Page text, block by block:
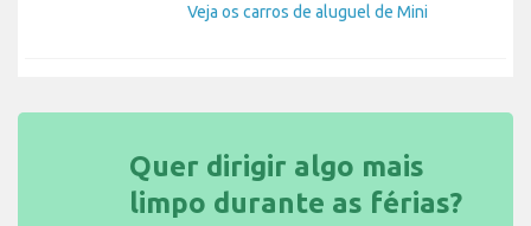
Veja os carros de aluguel de Mini
Quer dirigir algo mais
limpo durante as férias?